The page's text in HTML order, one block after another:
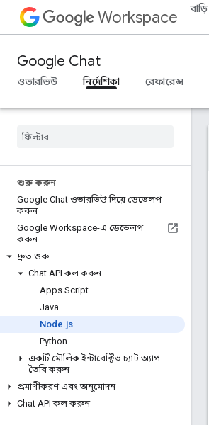
Workspace বাড়ি
Google Chat
ওভারভিউ নির্দেশিকা রেফারেন্স
শুরু করুন
Google Chat ওভারভিউ দিয়ে ডেভেলপ
করুন
Google Workspace-এ ডেভেলপ
করুন
দ্রুত শুরু
Chat API কল করুন
Apps Script
Java
Node.js
Python
একটি মৌলিক ইন্টারেক্টিভ চ্যাট অ্যাপ
তৈরি করুন
প্রমাণীকরণ এবং অনুমোদন
Chat API কল করুন